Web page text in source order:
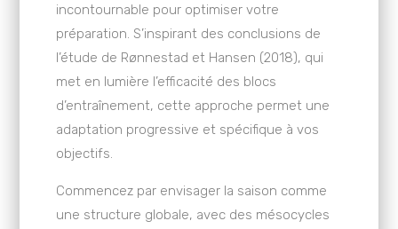
incontournable pour optimiser votre
préparation. S’inspirant des conclusions de
l’étude de Rønnestad et Hansen (2018), qui
met en lumière l’efficacité des blocs
d’entraînement, cette approche permet une
adaptation progressive et spécifique à vos
objectifs.
Commencez par envisager la saison comme
une structure globale, avec des mésocycles